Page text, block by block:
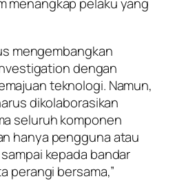
menangkap pelaku yang
mengembangkan
dengan
teknologi. Namun,
dikolaborasikan
seluruh komponen
hanya pengguna atau
kepada bandar
perangi bersama,”